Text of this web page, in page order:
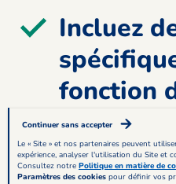
Incluez
fonction
situation
Pour compléter votre
Continuer sans accepter
Le « Site » et nos partenaires peuvent
expérience, analyser l'utilisation du Site et
Consultez notre Politique en matière de
Paramètres des cookies pour définir vos